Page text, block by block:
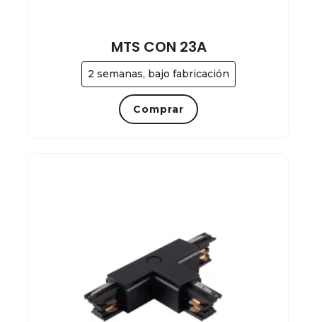
2 semanas, bajo fabricación
MTS CON 23A
Comprar